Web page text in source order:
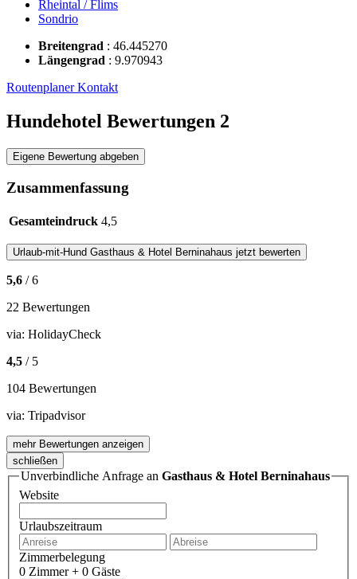
Rheintal / Flims
Sondrio
Breitengrad : 46.445270
Längengrad : 9.970943
RoutenplanerKontakt
Hundehotel Bewertungen 2
Eigene Bewertung abgeben
Zusammenfassung
Gesamteindruck 4,5
Urlaub-mit-Hund Gasthaus & Hotel Berninahaus jetzt bewerten
5,6 / 6
22 Bewertungen
via: HolidayCheck
4,5 / 5
104 Bewertungen
via: Tripadvisor
mehr Bewertungen anzeigen
schließen
Unverbindliche Anfrage an Gasthaus & Hotel Berninahaus
Website
Urlaubszeitraum
Zimmerbelegung
0 Zimmer + 0 Gäste